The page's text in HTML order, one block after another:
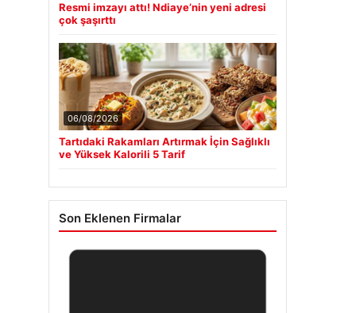
Resmi imzayı attı! Ndiaye’nin yeni adresi
çok şaşırttı
06/08/2026
Tartıdaki Rakamları Artırmak İçin Sağlıklı
ve Yüksek Kalorili 5 Tarif
Son Eklenen Firmalar